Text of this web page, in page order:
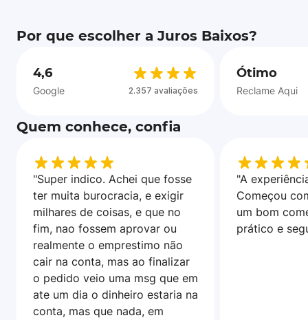
Por que escolher a Juros Baixos?
4,6
Google 2.357 avaliações
Ótimo
Reclame Aqui
Quem conhece, confia
"Super indico. Achei que fosse
ter muita burocracia, e exigir
milhares de coisas, e que no
fim, nao fossem aprovar ou
realmente o emprestimo não
cair na conta, mas ao finalizar
o pedido veio uma msg que em
ate um dia o dinheiro estaria na
conta, mas que nada, em
"A
Começou
um bom
prático e